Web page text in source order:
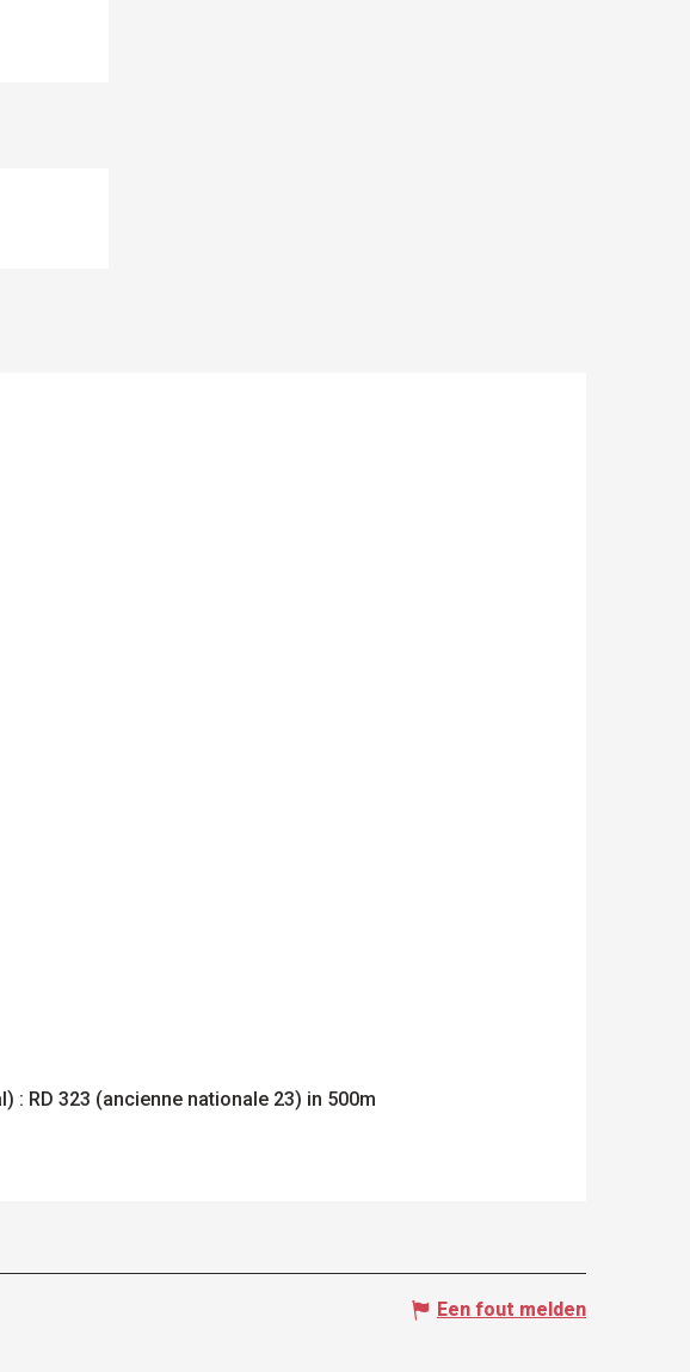
: RD 323 (ancienne nationale 23) in 500m
Een fout melden